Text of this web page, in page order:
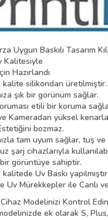
Uygun Baskılı Tasarım
Kalitesiyle
Hazırlandı
kalite silikondan üretilmiştir.
şık bir görünüm sağlar.
etili bir koruma
Kameradan yüksel
bozmaz.
tam uyum sağlar, tuş
şarj cihazlarıyla
görüntüye sahiptir.
Uv Baskı yapılmıştır.
Uv Mürekkepler ile Canlı
Modelinizi Kontrol
ek olarak S,